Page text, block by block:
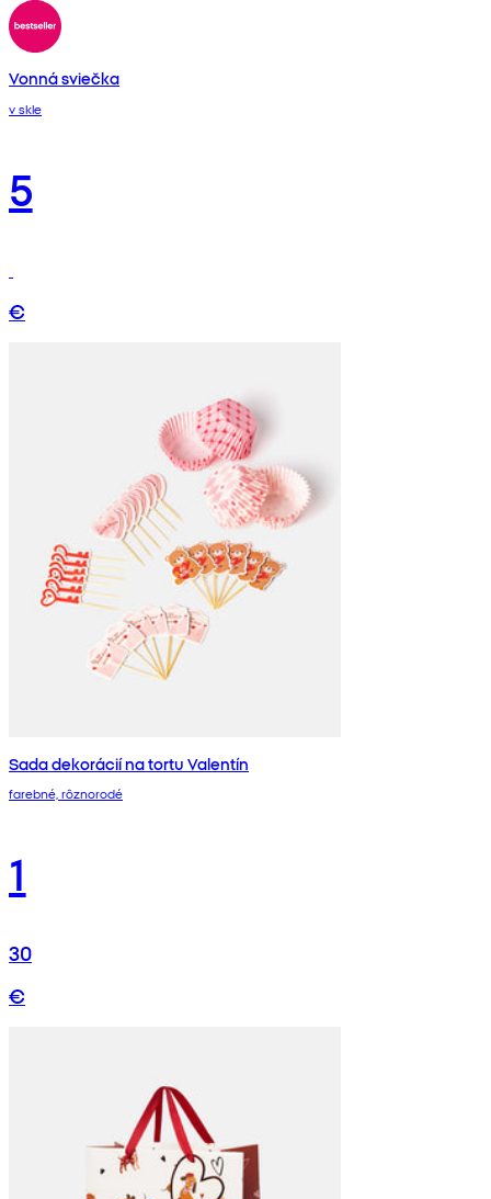
Vonná sviečka
v skle
5
€
Sada dekorácií na tortu Valentín
farebné, rôznorodé
1
30
€